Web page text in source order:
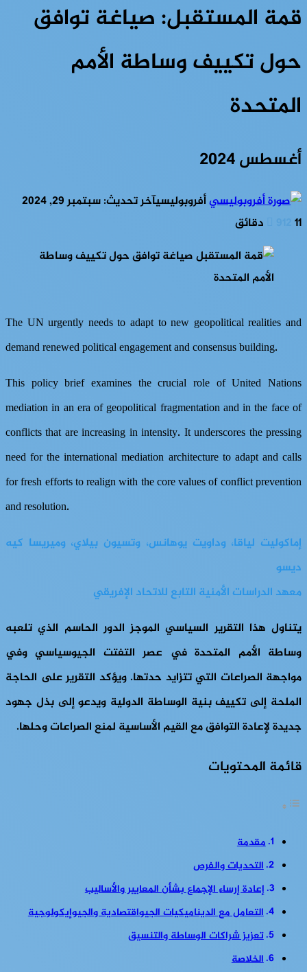
قمة المستقبل: صياغة توافق
حول تكييف وساطة الأمم
المتحدة
أغسطس 2024
أفروبوليسيآخر تحديث: سبتمبر 29, 2024
11 دقائق
The UN urgently needs to adapt to new geopolitical realities and
demand renewed political engagement and consensus building.
This policy brief examines the crucial role of United Nations
mediation in an era of geopolitical fragmentation and in the face of
conflicts that are increasing in intensity. It underscores the pressing
need for the international mediation architecture to adapt and calls
for fresh efforts to realign with the core values of conflict prevention
and resolution.
إماكوليت لياقا، وداويت يوهانس، وتسيون بيلاي، وميريسا كيه
ديسو
معهد الدراسات الأمنية التابع للاتحاد الإفريقي
يتناول هذا التقرير السياسي الموجز الدور الحاسم الذي تلعبه
وساطة الأمم المتحدة في عصر التفتت الجيوسياسي وفي
مواجهة الصراعات التي تتزايد حدتها. ويؤكد التقرير على الحاجة
الملحة إلى تكييف بنية الوساطة الدولية ويدعو إلى بذل جهود
جديدة لإعادة التوافق مع القيم الأساسية لمنع الصراعات وحلها.
قائمة المحتويات
مقدمة
التحديات والفرص
إعادة إرساء الإجماع بشأن المعايير والأساليب
التعامل مع الديناميكيات الجيواقتصادية والجيوإيكولوجية
تعزيز شراكات الوساطة والتنسيق
الخلاصة